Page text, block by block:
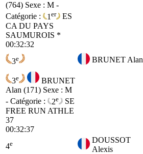
(764) Sexe : M -
Catégorie :
1 er
ES
CA DU PAYS
SAUMUROIS *
00:32:32
3e BRUNET Alan
3e
BRUNET
Alan (171) Sexe : M
- Catégorie :
2e
SE
FREE RUN ATHLE
37
00:32:37
4e
DOUSSOT
Alexis